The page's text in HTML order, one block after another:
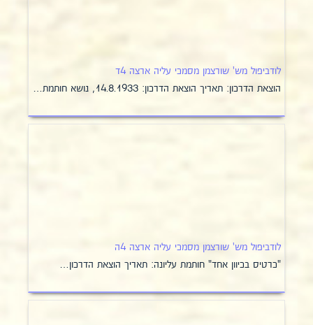
לודביפול מש' שורצמן מסמכי עליה ארצה 4ד
הוצאת הדרכון: תאריך הוצאת הדרכון: 14.8.1933, נושא חותמת…
לודביפול מש' שורצמן מסמכי עליה ארצה 4ה
"כרטיס בכיוון אחד" חותמת עליונה: תאריך הוצאת הדרכון…